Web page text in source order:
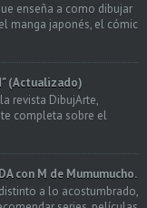
enseña a como dibujar
manga japonés, el cómic
(Actualizado)
revista DibujArte,
completa sobre el
con M de Mumumucho.
a lo acostumbrado,